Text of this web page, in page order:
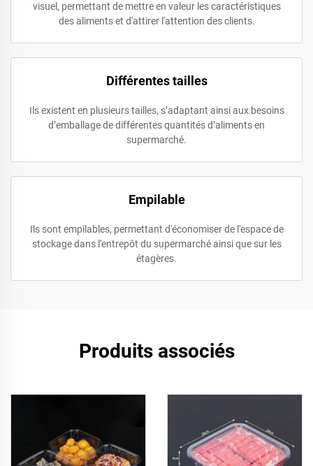
visuel, permettant de mettre en valeur les caractéristiques
des aliments et d'attirer l'attention des clients.
Différentes tailles
Ils existent en plusieurs tailles, s’adaptant ainsi aux besoins
d’emballage de différentes quantités d’aliments en
supermarché.
Empilable
Ils sont empilables, permettant d'économiser de l'espace de
stockage dans l'entrepôt du supermarché ainsi que sur les
étagères.
Produits associés